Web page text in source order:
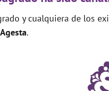
y cualquiera de los
.